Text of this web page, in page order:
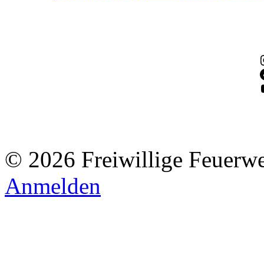
© 2026 Freiwillige
Anmelden